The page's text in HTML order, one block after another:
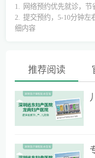
儿童蛀牙如何预
专家:男性更要注意
1.
网络预约优先就诊，节
2.
提交预约，5-10分钟左
细内容
推荐阅读